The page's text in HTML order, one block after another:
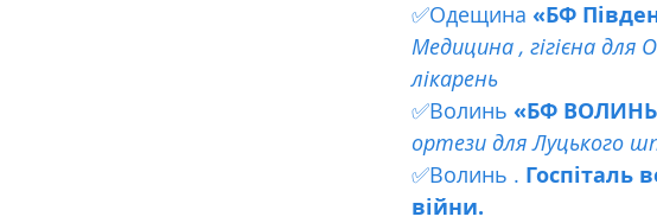
✅Одещина «БФ
Медицина , гігієна для
лікарень
✅Волинь «БФ ВОЛИНЬ
ортези для Луцького
✅Волинь . Госпіталь
війни.